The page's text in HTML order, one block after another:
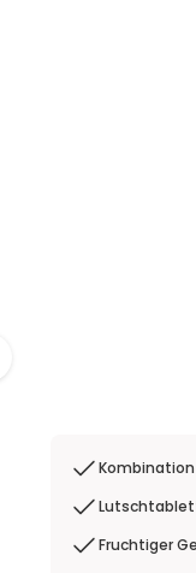
Fruchtiger